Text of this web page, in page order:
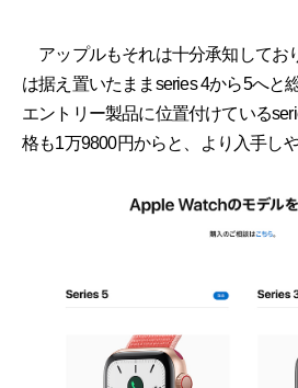
アップルもそれは十分承知してお
は据え置いたままseries 4から5へと
エントリー製品に位置付けている
格も1万9800円からと、より入手し